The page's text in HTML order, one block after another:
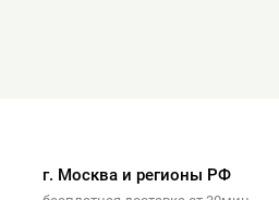
г. Москва и регионы РФ